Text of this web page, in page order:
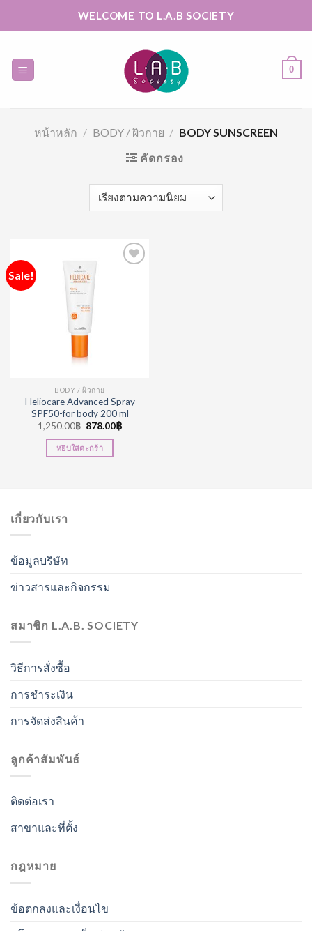
WELCOME TO L.A.B SOCIETY
0
หน้าหลัก / BODY / ผิวกาย / BODY SUNSCREEN
คัดกรอง
Sale!
BODY / ผิวกาย
Heliocare Advanced Spray
SPF50-for body 200 ml
1,250.00฿ 878.00฿
หยิบใส่ตะกร้า
เกี่ยวกับเรา
ข้อมูลบริษัท
ข่าวสารและกิจกรรม
สมาชิก L.A.B. SOCIETY
วิธีการสั่งซื้อ
การชำระเงิน
การจัดส่งสินค้า
ลูกค้าสัมพันธ์
ติดต่อเรา
สาขาและที่ตั้ง
กฎหมาย
ข้อตกลงและเงื่อนไข